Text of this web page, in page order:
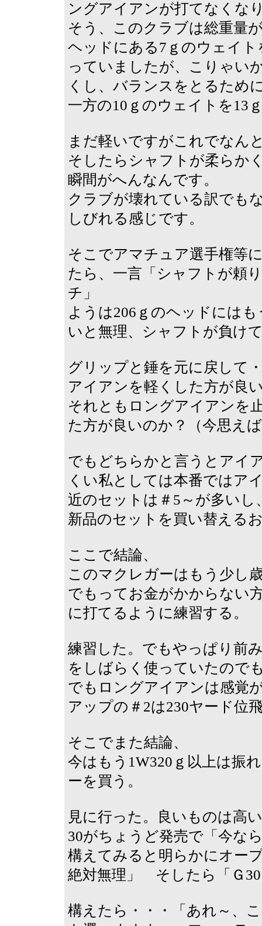
ングアイアンが打てなくな
そう、このクラブは総重量
ヘッドにある7ｇのウェイト
っていましたが、こりゃい
くし、バランスをとるため
一方の10ｇのウェイトを13
まだ軽いですがこれでなん
そしたらシャフトが柔らか
瞬間がへんなんです。
クラブが壊れている訳でも
しびれる感じです。
そこでアマチュア選手権等
たら、一言「シャフトが頼
チ」
ようは206ｇのヘッドには
いと無理、シャフトが負け
グリップと錘を元に戻して
アイアンを軽くした方が良
それともロングアイアンを
た方が良いのか？（今思え
でもどちらかと言うとアイ
くい私としては本番ではア
近のセットは＃5～が多い
新品のセットを買い替える
ここで結論、
このマクレガーはもう少し
でもってお金がかからない
に打てるように練習する。
練習した。でもやっぱり前
をしばらく使っていたので
でもロングアイアンは感覚
アップの＃2は230ヤード位
そこでまた結論、
今はもう1W320ｇ以上は振
ーを買う。
見に行った。良いものは高
30がちょうど発売で「今な
構えてみると明らかにオー
絶対無理」 そしたら「Ｇ
構えたら・・・「あれ～、